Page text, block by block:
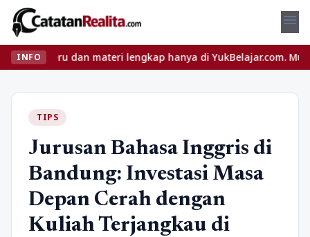
menu
INFO
dan materi lengkap hanya di YukBelajar.com. Mulai
TIPS
Jurusan Bahasa Inggris di
Bandung: Investasi Masa
Depan Cerah dengan
Kuliah Terjangkau di